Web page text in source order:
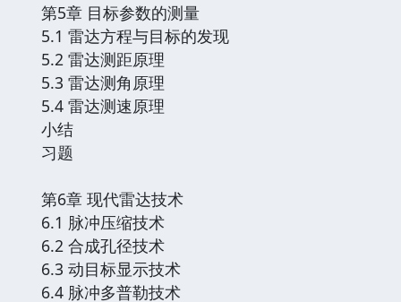
第5章 目标参数的测量
5.1 雷达方程与目标的发现
5.2 雷达测距原理
5.3 雷达测角原理
5.4 雷达测速原理
小结
习题
第6章 现代雷达技术
6.1 脉冲压缩技术
6.2 合成孔径技术
6.3 动目标显示技术
6.4 脉冲多普勒技术